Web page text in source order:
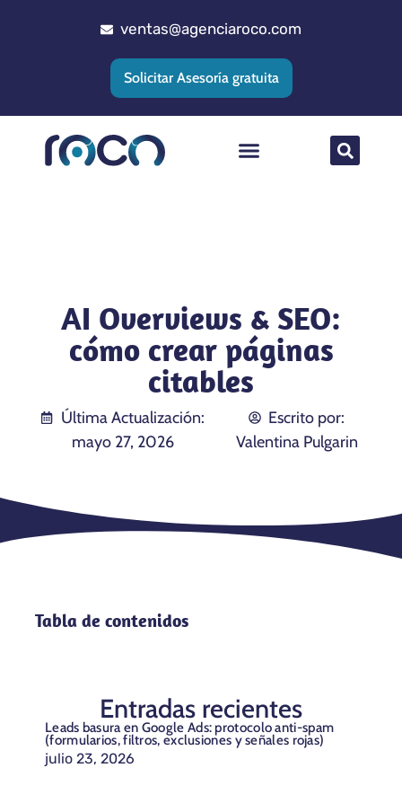
ventas@agenciaroco.com
Solicitar Asesoría gratuita
AI Overviews & SEO:
cómo crear páginas
citables
Última Actualización:
mayo 27, 2026
Escrito por:
Valentina Pulgarin
Tabla de contenidos
Entradas recientes
Leads basura en Google Ads: protocolo anti-spam
(formularios, filtros, exclusiones y señales rojas)
julio 23, 2026